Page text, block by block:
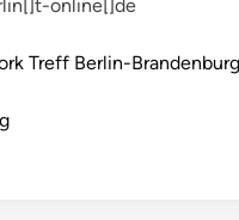
online[]de
Treff Berlin-